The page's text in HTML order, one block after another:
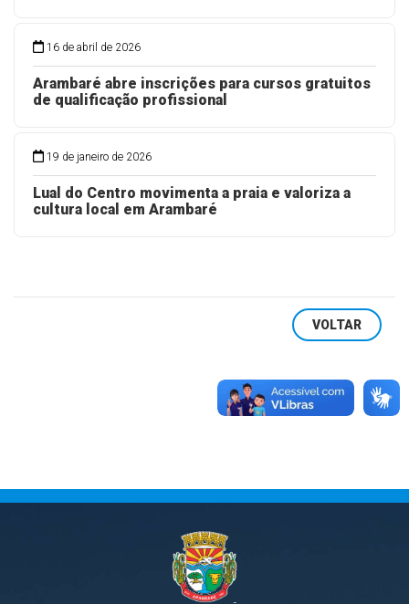
16 de abril de 2026
Arambaré abre inscrições para cursos gratuitos
de qualificação profissional
19 de janeiro de 2026
Lual do Centro movimenta a praia e valoriza a
cultura local em Arambaré
VOLTAR